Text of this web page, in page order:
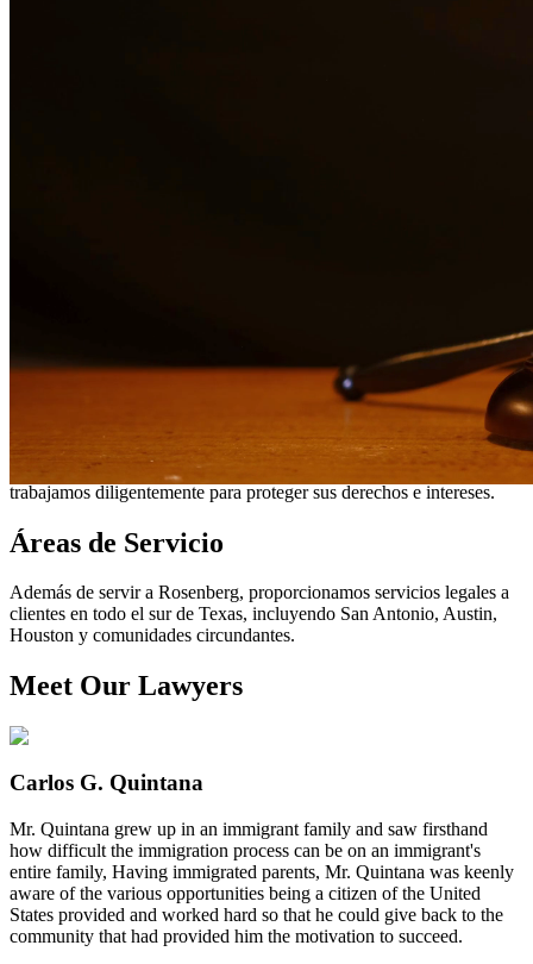
Nuestros Servicios
Nuestros abogados experimentados en derecho familiar brindan
representación compasiva para asuntos que incluyen divorcio,
custodia de menores, manutención infantil, división de bienes y más.
Entendemos los desafíos emocionales que enfrentan las familias y
trabajamos diligentemente para proteger sus derechos e intereses.
Áreas de Servicio
Además de servir a Rosenberg, proporcionamos servicios legales a
clientes en todo el sur de Texas, incluyendo San Antonio, Austin,
Houston y comunidades circundantes.
Meet Our Lawyers
Carlos G. Quintana
Mr. Quintana grew up in an immigrant family and saw firsthand
how difficult the immigration process can be on an immigrant's
entire family, Having immigrated parents, Mr. Quintana was keenly
aware of the various opportunities being a citizen of the United
States provided and worked hard so that he could give back to the
community that had provided him the motivation to succeed.